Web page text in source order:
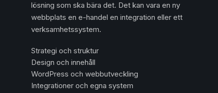
lösning som ska bära det. Det kan vara en ny
webbplats en e-handel en integration eller ett
verksamhetssystem.
Strategi och struktur
Design och innehåll
WordPress och webbutveckling
Integrationer och egna system